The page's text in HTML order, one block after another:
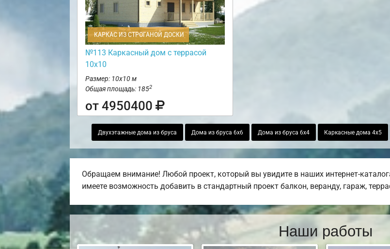
КАРКАС ИЗ СТРОГАНОЙ ДОСКИ
№113 Каркасный дом с террасой
10х10
Размер: 10х10 м
Общая площадь: 1852
от 4950400
Двухэтажные дома из бруса Дома из бруса 6х6 Дома из бруса 6х4 Каркасные дома 4х5
Обращаем внимание! Любой проект, который вы увидите в наших интернет-
имеете возможность добавить в стандартный проект балкон, веранду, гараж,
Наши работы